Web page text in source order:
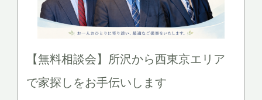
【無料相談会】所沢から西東京エリア
で家探しをお手伝いします